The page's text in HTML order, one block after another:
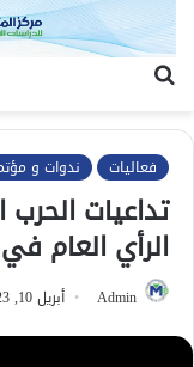
فعاليات ندوات و
تداعيات الحرب
الرأي العام
Admin أبريل 10, 2023